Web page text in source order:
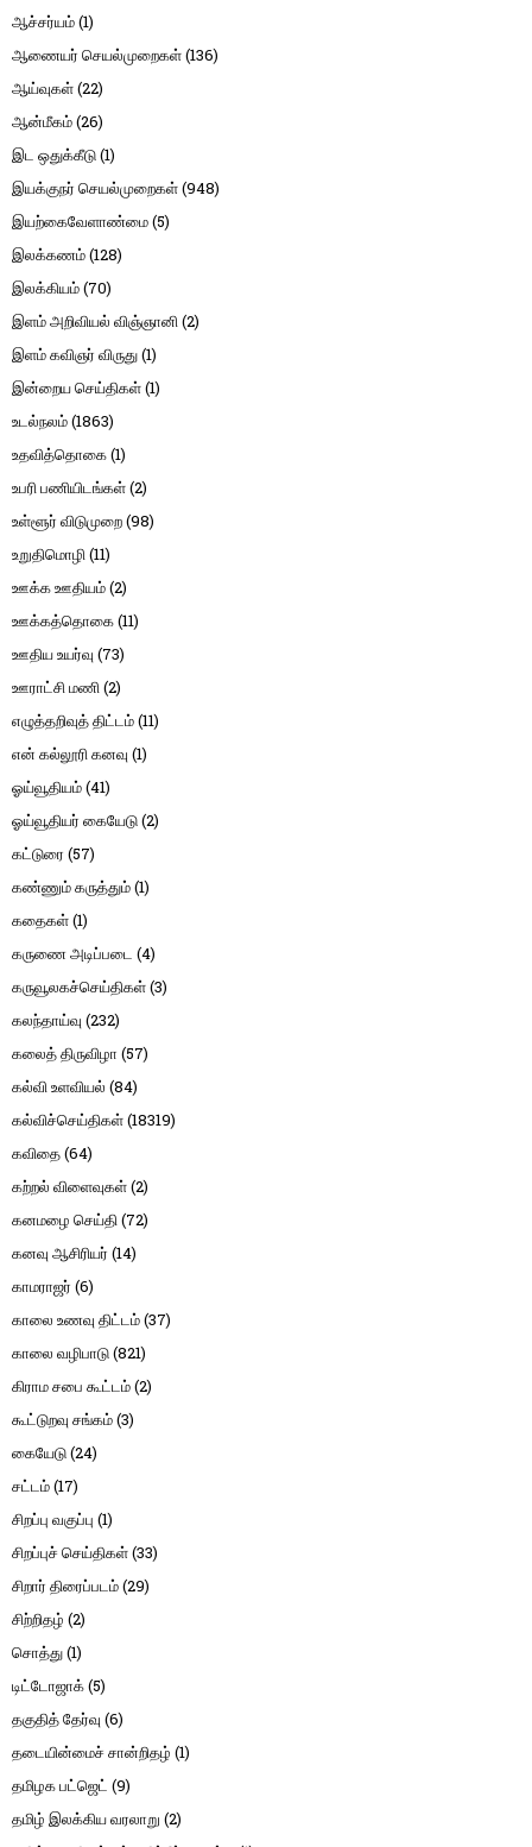
ஆச்சர்யம்(1)
ஆணையர் செயல்முறைகள்(136)
ஆய்வுகள்(22)
ஆன்மீகம்(26)
இட ஒதுக்கீடு(1)
இயக்குநர் செயல்முறைகள்(948)
இயற்கைவேளாண்மை(5)
இலக்கணம்(128)
இலக்கியம்(70)
இளம் அறிவியல் விஞ்ஞானி(2)
இளம் கவிஞர் விருது(1)
இன்றைய செய்திகள்(1)
உடல்நலம்(1863)
உதவித்தொகை(1)
உபரி பணியிடங்கள்(2)
உள்ளூர் விடுமுறை(98)
உறுதிமொழி(11)
ஊக்க ஊதியம்(2)
ஊக்கத்தொகை(11)
ஊதிய உயர்வு (73)
ஊராட்சி மணி(2)
எழுத்தறிவுத் திட்டம்(11)
என் கல்லூரி கனவு (1)
ஓய்வூதியம்(41)
ஓய்வூதியர் கையேடு(2)
கட்டுரை (57)
கண்ணும் கருத்தும்(1)
கதைகள்(1)
கருணை அடிப்படை (4)
கருவூலகச்செய்திகள்(3)
கலந்தாய்வு (232)
கலைத் திருவிழா (57)
கல்வி உளவியல் (84)
கல்விச்செய்திகள்(18319)
கவிதை(64)
கற்றல் விளைவுகள்(2)
கனமழை செய்தி(72)
கனவு ஆசிரியர் (14)
காமராஜர் (6)
காலை உணவு திட்டம்(37)
காலை வழிபாடு(821)
கிராம சபை கூட்டம்(2)
கூட்டுறவு சங்கம்(3)
கையேடு(24)
சட்டம்(17)
சிறப்பு வகுப்பு (1)
சிறப்புச் செய்திகள்(33)
சிறார் திரைப்படம்(29)
சிற்றிதழ் (2)
சொத்து(1)
டிட்டோஜாக்(5)
தகுதித் தேர்வு (6)
தடையின்மைச் சான்றிதழ் (1)
தமிழக பட்ஜெட் (9)
தமிழ் இலக்கிய வரலாறு (2)